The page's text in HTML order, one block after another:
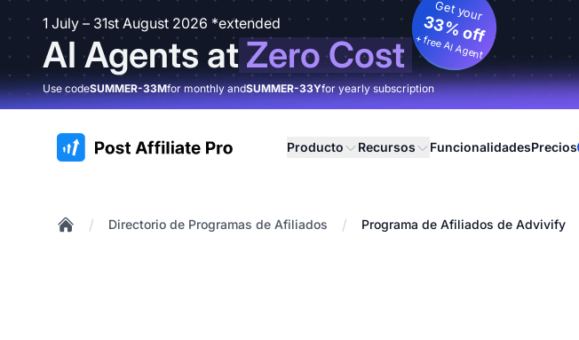
1 July – 31st August 2026 *extended
AI Agents atZero Cost
Get your
33% off
+ free AI Agent
Use codeSUMMER-33Mfor monthly andSUMMER-33Yfor yearly subscription
:site.title Producto Recursos FuncionalidadesPrecios
/ Directorio de Programas de Afiliados / Programa de Afiliados de Advivify